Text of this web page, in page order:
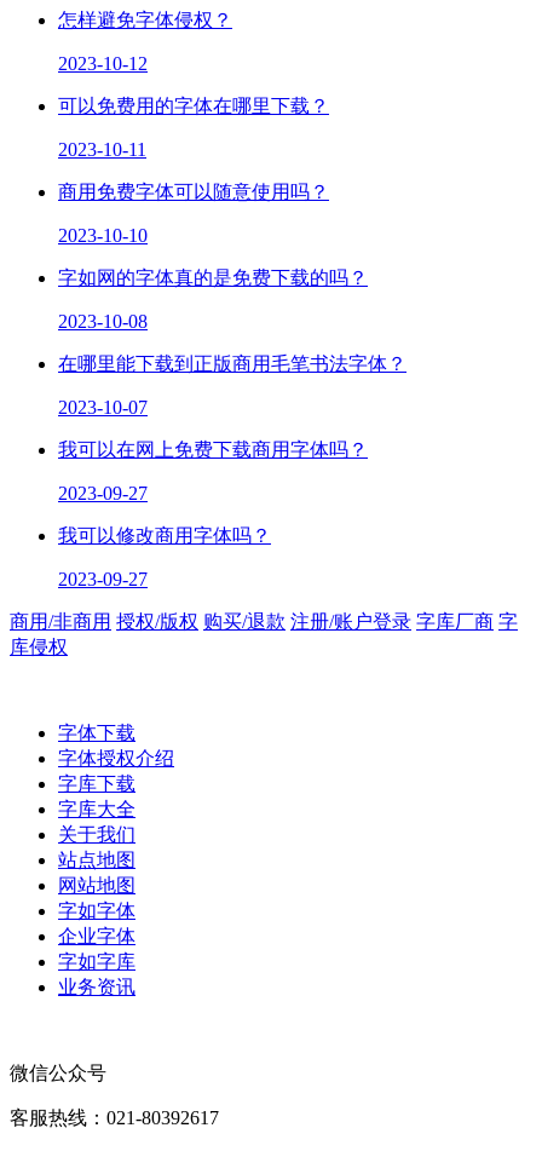
怎样避免字体侵权？
2023-10-12
可以免费用的字体在哪里下载？
2023-10-11
商用免费字体可以随意使用吗？
2023-10-10
字如网的字体真的是免费下载的吗？
2023-10-08
在哪里能下载到正版商用毛笔书法字体？
2023-10-07
我可以在网上免费下载商用字体吗？
2023-09-27
我可以修改商用字体吗？
2023-09-27
商用/非商用 授权/版权 购买/退款 注册/账户登录 字库厂商 字
库侵权
字体下载
字体授权介绍
字库下载
字库大全
关于我们
站点地图
网站地图
字如字体
企业字体
字如字库
业务资讯
微信公众号
客服热线：021-80392617